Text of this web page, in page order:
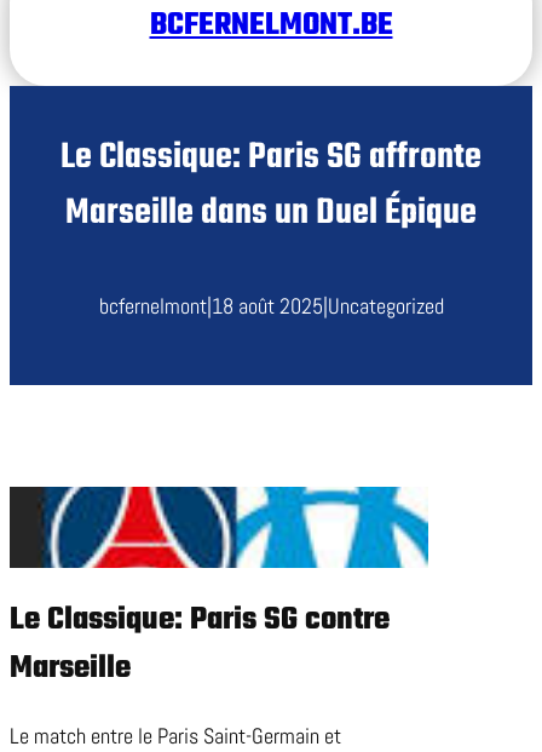
BCFERNELMONT.BE
Le Classique: Paris SG affronte
Marseille dans un Duel Épique
bcfernelmont|18 août 2025|Uncategorized
Le Classique: Paris SG contre
Marseille
Le match entre le Paris Saint-Germain et